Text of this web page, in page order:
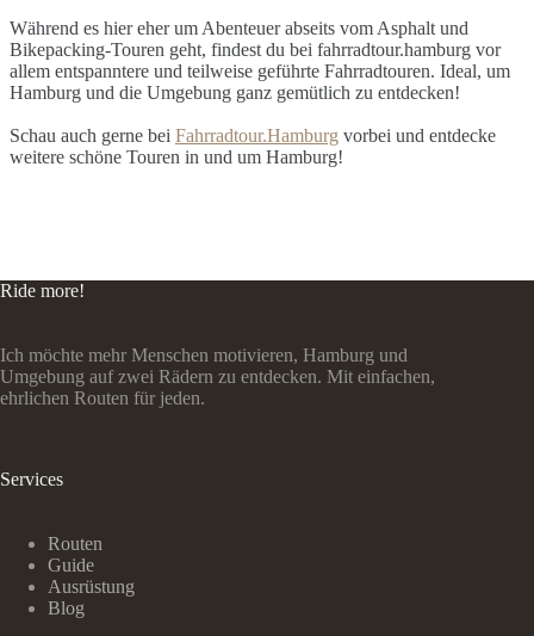
Während es hier eher um Abenteuer abseits vom Asphalt und
Bikepacking-Touren geht, findest du bei fahrradtour.hamburg vor
allem entspanntere und teilweise geführte Fahrradtouren. Ideal, um
Hamburg und die Umgebung ganz gemütlich zu entdecken!
Schau auch gerne bei Fahrradtour.Hamburg vorbei und entdecke
weitere schöne Touren in und um Hamburg!
Ride more!
Ich möchte mehr Menschen motivieren, Hamburg und
Umgebung auf zwei Rädern zu entdecken. Mit einfachen,
ehrlichen Routen für jeden.
Services
Routen
Guide
Ausrüstung
Blog